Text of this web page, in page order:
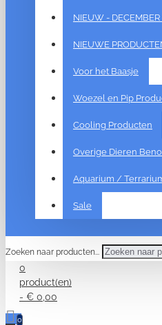
NIEUW -
NIEUWE
Voor het Baasje
Woezel en Pip
Cooling Producten
Overige Dieren
Aquarium /
Sale
Zoeken naar producten...
0
product(en)
- € 0,00
0